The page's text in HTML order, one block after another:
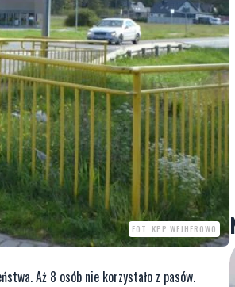
FOT. KPP WEJHEROWO
Aż 8 osób nie korzystało z pasów.